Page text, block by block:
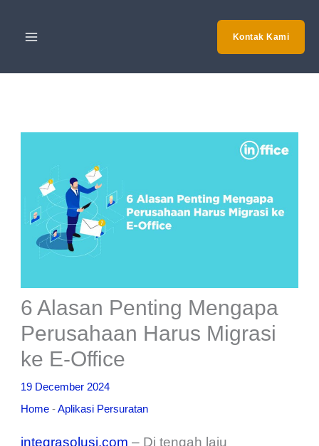
Kontak Kami
6 Alasan Penting Mengapa
Perusahaan Harus Migrasi
ke E-Office
19 December 2024
Home -Aplikasi Persuratan
integrasolusi.com – Di tengah laju